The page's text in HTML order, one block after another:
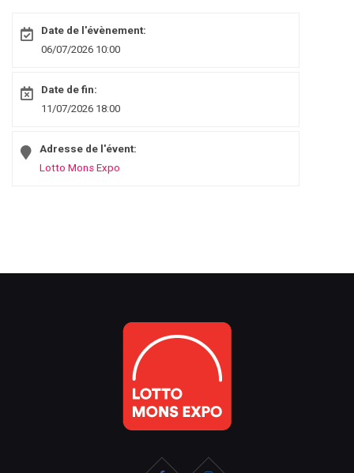
Date de l'évènement:
06/07/2026 10:00
Date de fin:
11/07/2026 18:00
Adresse de l'évent:
Lotto Mons Expo